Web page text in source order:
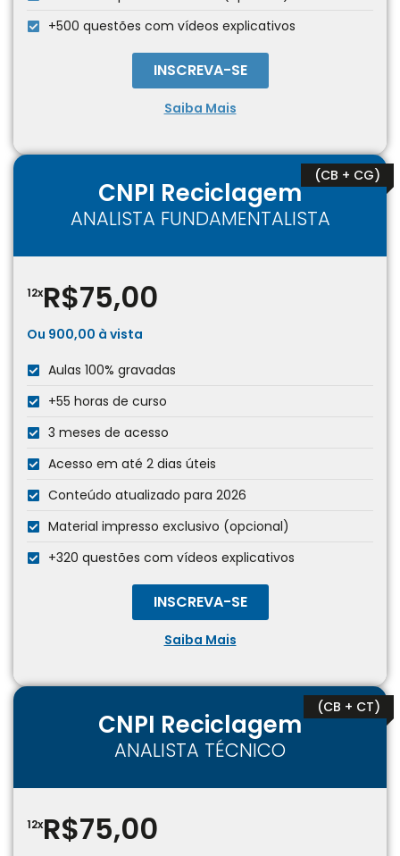
+500 questões com vídeos explicativos
INSCREVA-SE
Saiba Mais
(CB + CG)
CNPI Reciclagem
ANALISTA FUNDAMENTALISTA
12xR$75,00
Ou 900,00 à vista
Aulas 100% gravadas
+55 horas de curso
3 meses de acesso
Acesso em até 2 dias úteis
Conteúdo atualizado para 2026
Material impresso exclusivo (opcional)
+320 questões com vídeos explicativos
INSCREVA-SE
Saiba Mais
(CB + CT)
CNPI Reciclagem
ANALISTA TÉCNICO
12xR$75,00